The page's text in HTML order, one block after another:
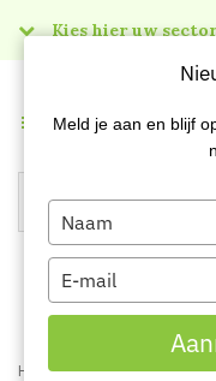
Kies hier uw sector
Menu
Home Services
Meld je aan en blijf
Type
your
name
Type
your
email